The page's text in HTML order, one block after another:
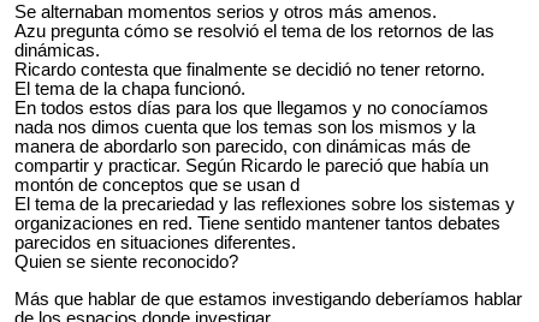
Se alternaban momentos serios y otros más amenos.
Azu pregunta cómo se resolvió el tema de los retornos de las
dinámicas.
Ricardo contesta que finalmente se decidió no tener retorno.
El tema de la chapa funcionó.
En todos estos días para los que llegamos y no conocíamos
nada nos dimos cuenta que los temas son los mismos y la
manera de abordarlo son parecido, con dinámicas más de
compartir y practicar. Según Ricardo le pareció que había un
montón de conceptos que se usan d
El tema de la precariedad y las reflexiones sobre los sistemas y
organizaciones en red. Tiene sentido mantener tantos debates
parecidos en situaciones diferentes.
Quien se siente reconocido?
Más que hablar de que estamos investigando deberíamos hablar
de los espacios donde investigar.